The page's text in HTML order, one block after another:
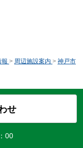
> 周辺施設案内 > 神戸市
せ
00